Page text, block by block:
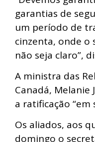
garantias de
um período de
cinzenta, onde o
não seja claro”,
A ministra das
Canadá, Melanie
a ratificação “em
Os aliados, aos
domingo o